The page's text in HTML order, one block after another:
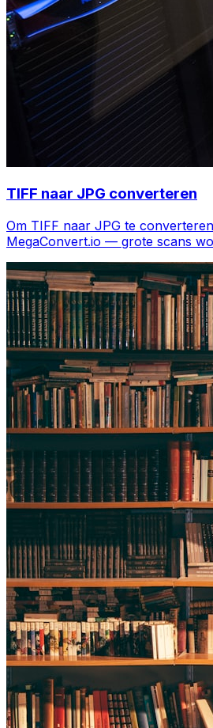
TIFF naar JPG converteren
Om TIFF naar JPG te
MegaConvert.io — grote scans